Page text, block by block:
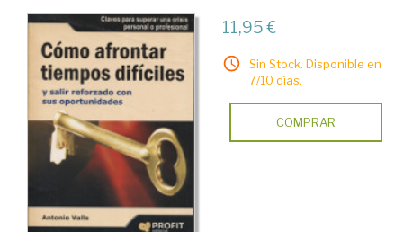
11,95 €
Sin Stock. Disponible en
7/10 días.
COMPRAR